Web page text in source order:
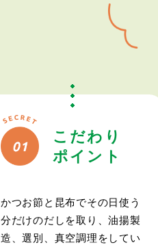
こだわり
ポイント
かつお節と昆布でその日使う
分だけのだしを取り、油揚製
造、選別、真空調理をしてい